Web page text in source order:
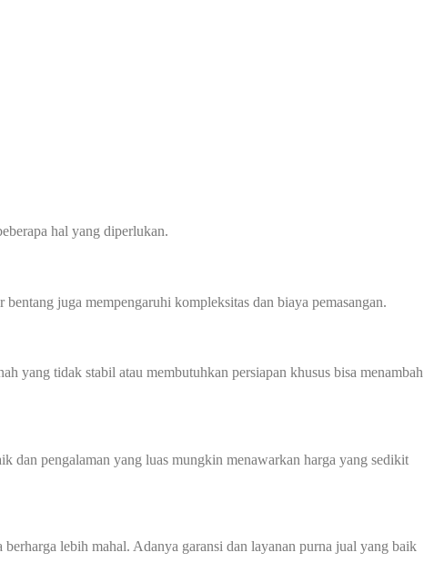
hal yang diperlukan.
juga mempengaruhi kompleksitas dan biaya pemasangan.
yang tidak stabil atau membutuhkan persiapan khusus bisa menambah
dan pengalaman yang luas mungkin menawarkan harga yang sedikit
lebih mahal. Adanya garansi dan layanan purna jual yang baik